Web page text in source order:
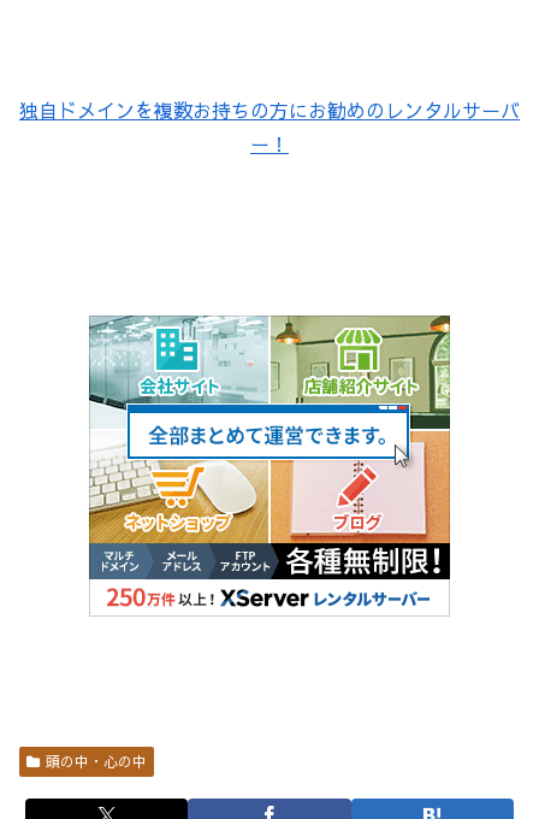
独自ドメインを複数お持ちの方にお勧めのレンタルサーバ
ー！
頭の中・心の中